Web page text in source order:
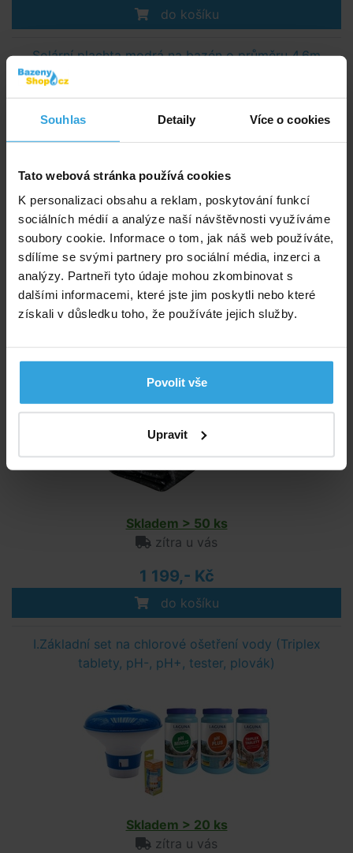
Souhlas Detaily Více o cookies
Tato webová stránka používá cookies
K personalizaci obsahu a reklam, poskytování funkcí
sociálních médií a analýze naší návštěvnosti využíváme
soubory cookie. Informace o tom, jak náš web používáte,
sdílíme se svými partnery pro sociální média, inzerci a
analýzy. Partneři tyto údaje mohou zkombinovat s
dalšími informacemi, které jste jim poskytli nebo které
získali v důsledku toho, že používáte jejich služby.
Povolit vše
Upravit
do košíku
Solární plachta modrá na bazén o průměru 4,6m
Skladem > 50 ks
zítra u vás
1 039,- Kč
do košíku
Skladem > 50 ks
zítra u vás
1 199,- Kč
do košíku
I.Základní set na chlorové ošetření vody (Triplex
tablety, pH-, pH+, tester, plovák)
Skladem > 20 ks
zítra u vás